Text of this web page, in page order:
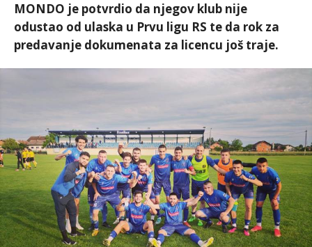
MONDO je potvrdio da njegov klub nije
odustao od ulaska u Prvu ligu RS te da rok za
predavanje dokumenata za licencu još traje.